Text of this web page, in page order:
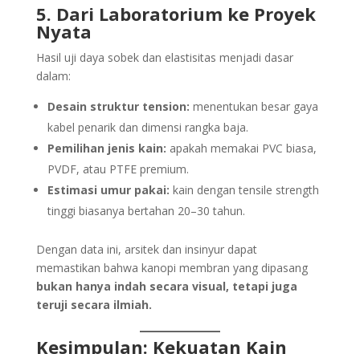
5. Dari Laboratorium ke Proyek
Nyata
Hasil uji daya sobek dan elastisitas menjadi dasar
dalam:
Desain struktur tension: menentukan besar gaya
kabel penarik dan dimensi rangka baja.
Pemilihan jenis kain: apakah memakai PVC biasa,
PVDF, atau PTFE premium.
Estimasi umur pakai: kain dengan tensile strength
tinggi biasanya bertahan 20–30 tahun.
Dengan data ini, arsitek dan insinyur dapat
memastikan bahwa kanopi membran yang dipasang
bukan hanya indah secara visual, tetapi juga
teruji secara ilmiah.
Kesimpulan: Kekuatan Kain